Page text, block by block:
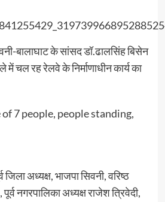
बालाघाट के सांसद डॉ.ढालसिंह बिसेन
में चल रह रेलवे के निर्माणाधीन कार्य का
जिला अध्यक्ष, भाजपा सिवनी, वरिष्ठ
पूर्व नगरपालिका अध्यक्ष राजेश त्रिवेदी,